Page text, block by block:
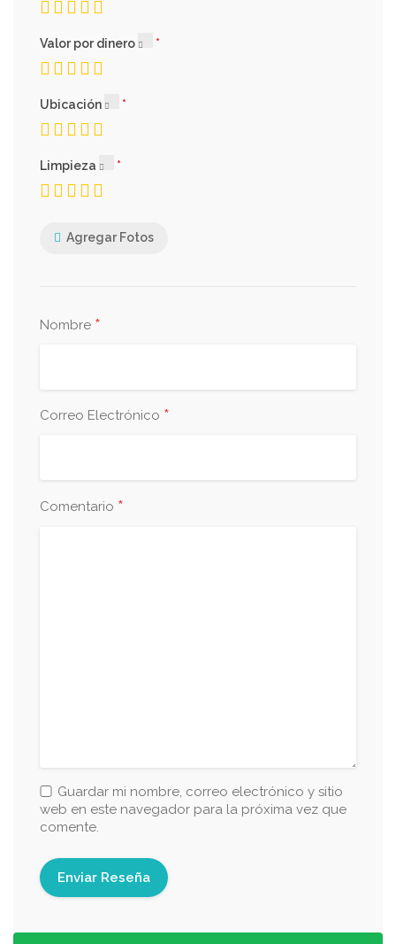
Valor por dinero
Ubicación
Limpieza
Agregar Fotos
Nombre *
Correo Electrónico *
Comentario *
Guardar mi nombre, correo electrónico y sitio
web en este navegador para la próxima vez que
comente.